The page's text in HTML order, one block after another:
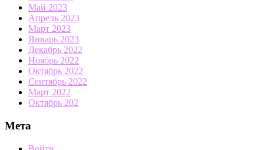
Май 2023
Апрель 2023
Март 2023
Январь 2023
Декабрь 2022
Ноябрь 2022
Октябрь 2022
Сентябрь 2022
Март 2022
Октябрь 202
Мета